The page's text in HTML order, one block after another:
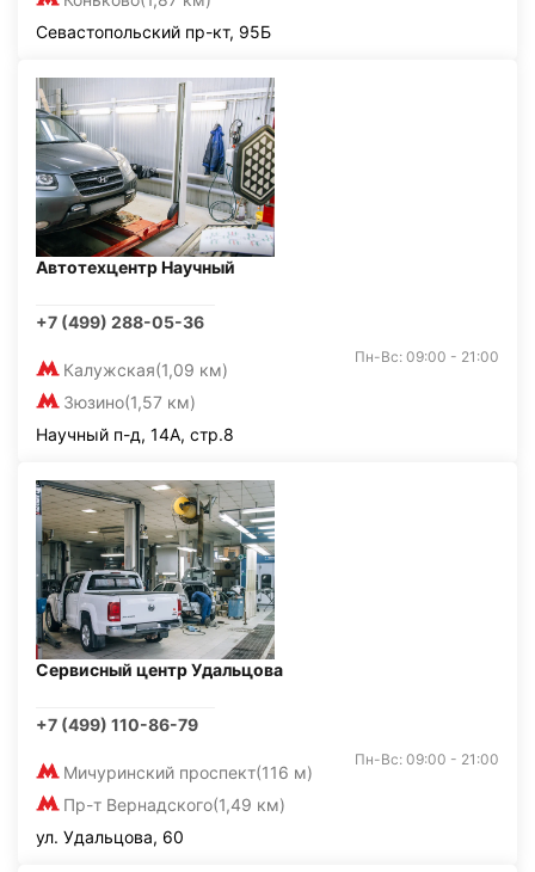
Севастопольский пр-кт, 95Б
Автотехцентр Научный
+7 (499) 288-05-36
Калужская(1,09 км)
Зюзино(1,57 км)
Пн-Вс: 09:00 - 21:00
Научный п-д, 14А, стр.8
Сервисный центр Удальцова
+7 (499) 110-86-79
Мичуринский проспект(116 м)
Пр-т Вернадского(1,49 км)
Пн-Вс: 09:00 - 21:00
ул. Удальцова, 60